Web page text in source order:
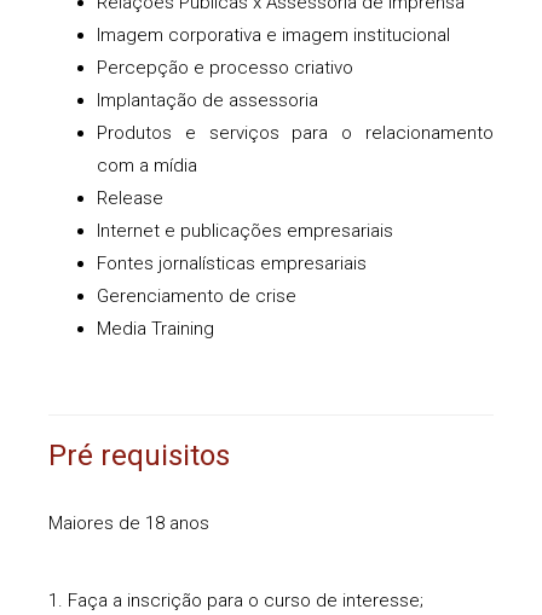
Imagem corporativa e imagem institucional
Percepção e processo criativo
Implantação de assessoria
Produtos e serviços para o relacionamento
com a mídia
Release
Internet e publicações empresariais
Fontes jornalísticas empresariais
Gerenciamento de crise
Media Training
Pré requisitos
Maiores de 18 anos
1. Faça a inscrição para o curso de interesse;